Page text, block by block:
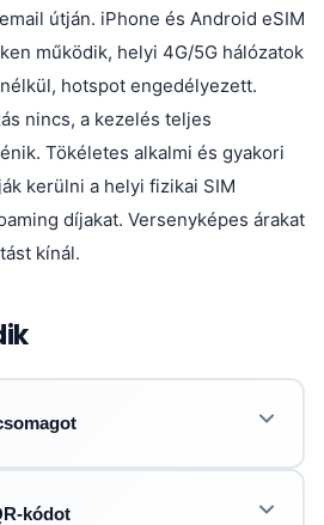
útján. iPhone és Android eSIM
működik, helyi 4G/5G hálózatok
hotspot engedélyezett.
nincs, a kezelés teljes
Tökéletes alkalmi és gyakori
kerülni a helyi fizikai SIM
díjakat. Versenyképes árakat
kínál.
kódot